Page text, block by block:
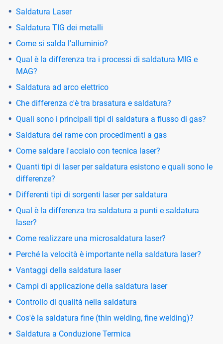
Saldatura Laser
Saldatura TIG dei metalli
Come si salda l'alluminio?
Qual è la differenza tra i processi di saldatura MIG e
MAG?
Saldatura ad arco elettrico
Che differenza c'è tra brasatura e saldatura?
Quali sono i principali tipi di saldatura a flusso di gas?
Saldatura del rame con procedimenti a gas
Come saldare l'acciaio con tecnica laser?
Quanti tipi di laser per saldatura esistono e quali sono le
differenze?
Differenti tipi di sorgenti laser per saldatura
Qual è la differenza tra saldatura a punti e saldatura
laser?
Come realizzare una microsaldatura laser?
Perché la velocità è importante nella saldatura laser?
Vantaggi della saldatura laser
Campi di applicazione della saldatura laser
Controllo di qualità nella saldatura
Cos'è la saldatura fine (thin welding, fine welding)?
Saldatura a Conduzione Termica